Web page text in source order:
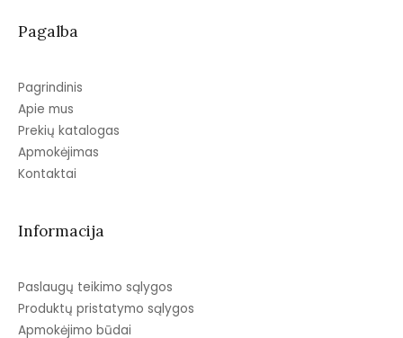
Pagalba
Pagrindinis
Apie mus
Prekių katalogas
Apmokėjimas
Kontaktai
Informacija
Paslaugų teikimo sąlygos
Produktų pristatymo sąlygos
Apmokėjimo būdai